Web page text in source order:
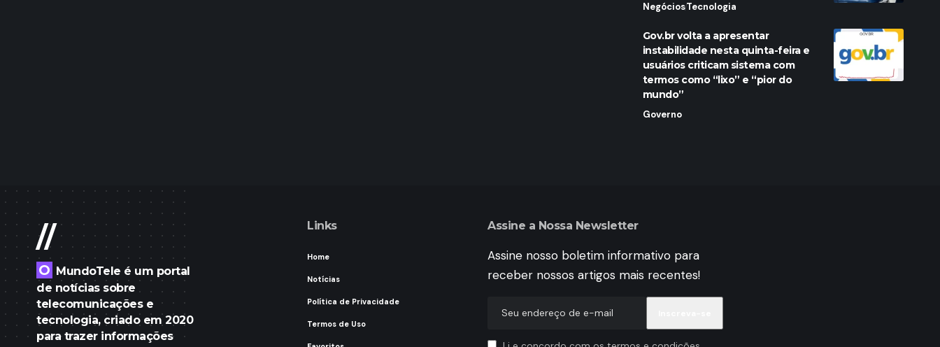
NegóciosTecnologia
Gov.br volta a apresentar
instabilidade nesta quinta-feira e
usuários criticam sistema com
termos como “lixo” e “pior do
mundo”
Governo
//
O
MundoTele é um portal
de notícias sobre
telecomunicações e
tecnologia, criado em 2020
para trazer informações
Links
Home
Notícias
Política de Privacidade
Termos de Uso
Assine a Nossa Newsletter
Assine nosso boletim informativo para
receber nossos artigos mais recentes!